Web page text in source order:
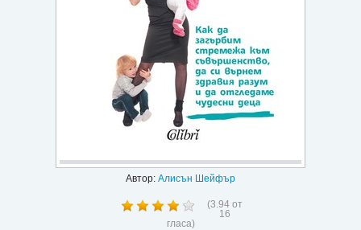
Автор: Алисън Шейфър
(3.94 от
16
гласа)